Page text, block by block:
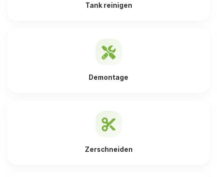
Tank reinigen
Demontage
Zerschneiden